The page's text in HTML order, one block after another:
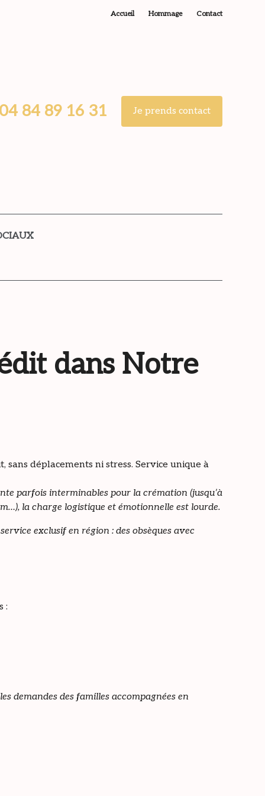
Accueil Hommage Contact
84 89 16 31 Je prends contact
dans Notre
déplacements ni stress. Service unique à
parfois interminables pour la crémation (jusqu’à
la charge logistique et émotionnelle est lourde.
exclusif en région : des obsèques avec
:
demandes des familles accompagnées en